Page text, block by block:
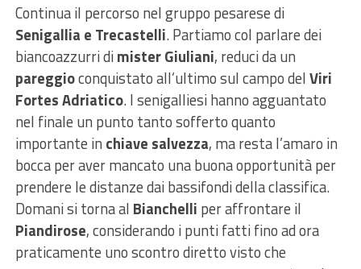
Continua il percorso nel gruppo pesarese di
Senigallia e Trecastelli. Partiamo col parlare dei
biancoazzurri dimister Giuliani, reduci da un
pareggioconquistato all’ultimo sul campo delViri
Fortes Adriatico. I senigalliesi hanno agguantato
nel finale un punto tanto sofferto quanto
importante in chiave salvezza, ma resta l’amaro in
bocca per aver mancato una buona opportunità per
prendere le distanze dai bassifondi della classifica.
Domani si torna al Bianchelli per affrontare il
Piandirose, considerando i punti fatti fino ad ora
praticamente uno scontro diretto visto che